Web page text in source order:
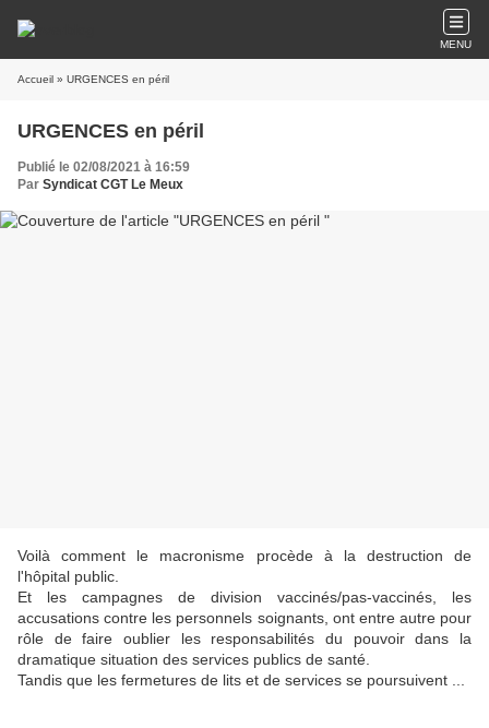
MENU
Accueil » URGENCES en péril
URGENCES en péril
Publié le 02/08/2021 à 16:59
Par Syndicat CGT Le Meux
Voilà comment le macronisme procède à la destruction de
l'hôpital public.
Et les campagnes de division vaccinés/pas-vaccinés, les
accusations contre les personnels soignants, ont entre autre pour
rôle de faire oublier les responsabilités du pouvoir dans la
dramatique situation des services publics de santé.
Tandis que les fermetures de lits et de services se poursuivent ...